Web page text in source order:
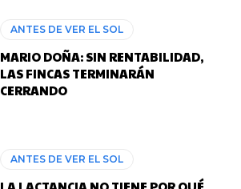
ANTES DE VER EL SOL
MARIO DOÑA: SIN RENTABILIDAD,
LAS FINCAS TERMINARÁN
CERRANDO
ANTES DE VER EL SOL